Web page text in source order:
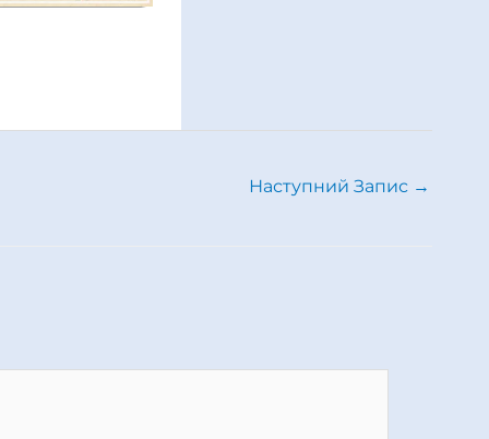
Наступний Запис →